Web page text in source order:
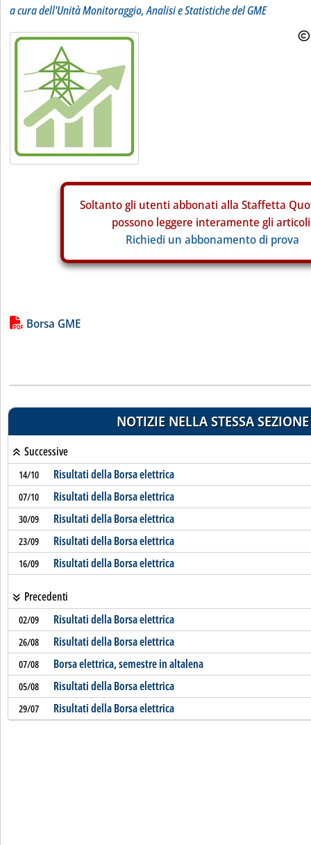
a cura dell'Unità Monitoraggio, Analisi e Statistiche del GME
Soltanto gli utenti abbonati alla Staffetta
possono leggere interamente gli
Richiedi un abbonamento di prova
Lista allegati PDF alla notizia
Borsa GME
NOTIZIE NELLA STESSA SEZIONE
Successive
14/10 Risultati della Borsa elettrica
07/10 Risultati della Borsa elettrica
30/09 Risultati della Borsa elettrica
23/09 Risultati della Borsa elettrica
16/09 Risultati della Borsa elettrica
Precedenti
02/09 Risultati della Borsa elettrica
26/08 Risultati della Borsa elettrica
07/08 Borsa elettrica, semestre in altalena
05/08 Risultati della Borsa elettrica
29/07 Risultati della Borsa elettrica